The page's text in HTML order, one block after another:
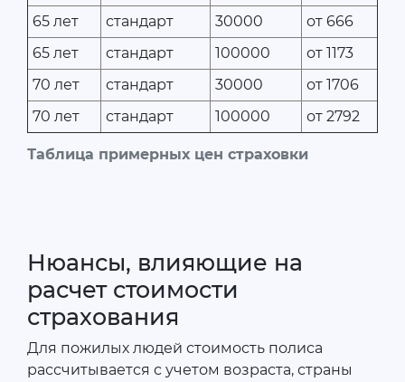
Таблица примерных цен страховки
65 лет
стандарт 30000
от 666
65 лет
стандарт 100000
от 1173
70 лет
стандарт 30000
от 1706
70 лет
стандарт 100000 от 2792
Нюансы, влияющие на
расчет стоимости
страхования
Для пожилых людей стоимость полиса
рассчитывается с учетом возраста, страны